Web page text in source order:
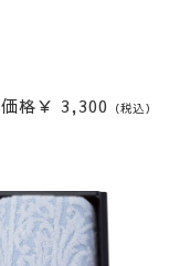
価格￥ 3,300 （税込）